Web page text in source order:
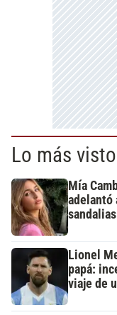
Lo más visto
Mía
adelantó
Lionel
papá:
viaje de